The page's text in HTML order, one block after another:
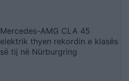
Mercedes-AMG CLA 45
elektrik thyen rekordin e klasës
së tij në Nürburgring